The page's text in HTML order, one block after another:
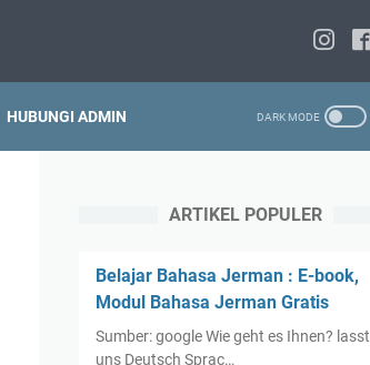
HUBUNGI ADMIN
ARTIKEL POPULER
Belajar Bahasa Jerman : E-book,
Modul Bahasa Jerman Gratis
Sumber: google Wie geht es Ihnen? lasst
uns Deutsch Sprac…